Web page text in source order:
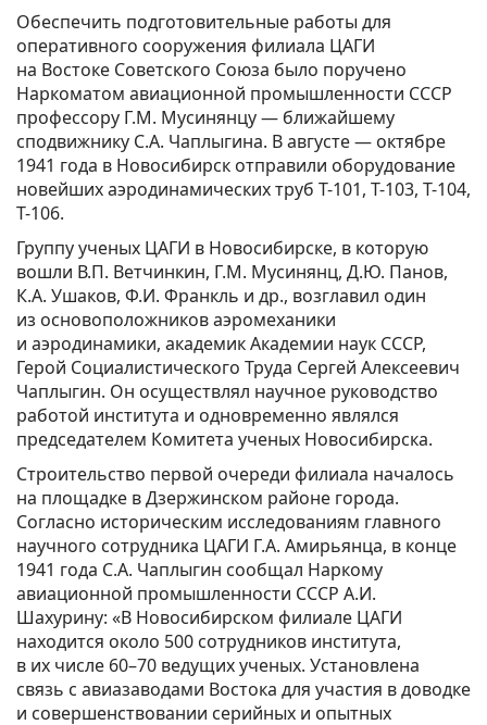
Обеспечить подготовительные работы для
оперативного сооружения филиала ЦАГИ
на Востоке Советского Союза было поручено
Наркоматом авиационной промышленности СССР
профессору Г.М. Мусинянцу — ближайшему
сподвижнику С.А. Чаплыгина. В августе — октябре
1941 года в Новосибирск отправили оборудование
новейших аэродинамических труб Т-101, Т-103, Т-104,
Т-106.
Группу ученых ЦАГИ в Новосибирске, в которую
вошли В.П. Ветчинкин, Г.М. Мусинянц, Д.Ю. Панов,
К.А. Ушаков, Ф.И. Франкль и др., возглавил один
из основоположников аэромеханики
и аэродинамики, академик Академии наук СССР,
Герой Социалистического Труда Сергей Алексеевич
Чаплыгин. Он осуществлял научное руководство
работой института и одновременно являлся
председателем Комитета ученых Новосибирска.
Строительство первой очереди филиала началось
на площадке в Дзержинском районе города.
Согласно историческим исследованиям главного
научного сотрудника ЦАГИ Г.А. Амирьянца, в конце
1941 года С.А. Чаплыгин сообщал Наркому
авиационной промышленности СССР А.И.
Шахурину: «В Новосибирском филиале ЦАГИ
находится около 500 сотрудников института,
в их числе 60–70 ведущих ученых. Установлена
связь с авиазаводами Востока для участия в доводке
и совершенствовании серийных и опытных